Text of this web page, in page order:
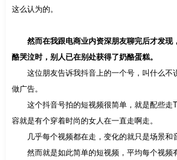
这么认为的。
然而在我跟电商业内资深朋友聊完后才发现
酪哭泣时，别人已在别处获得了奶酪蛋糕。
这位朋友告诉我抖音上的一个号，叫什么不
做广告。
这个抖音号拍的短视频很简单，就是配些走
容就是有个穿着时尚的女人在一直走啊走。
几乎每个视频都在走，变化的就只是场景和音
然而就是如此简单的短视频，平均每个视频有